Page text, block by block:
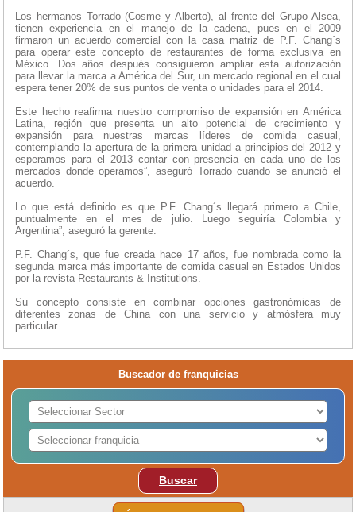
Los hermanos Torrado (Cosme y Alberto), al frente del Grupo Alsea,
tienen experiencia en el manejo de la cadena, pues en el 2009
firmaron un acuerdo comercial con la casa matriz de P.F. Chang´s
para operar este concepto de restaurantes de forma exclusiva en
México. Dos años después consiguieron ampliar esta autorización
para llevar la marca a América del Sur, un mercado regional en el cual
espera tener 20% de sus puntos de venta o unidades para el 2014.
Este hecho reafirma nuestro compromiso de expansión en América
Latina, región que presenta un alto potencial de crecimiento y
expansión para nuestras marcas líderes de comida casual,
contemplando la apertura de la primera unidad a principios del 2012 y
esperamos para el 2013 contar con presencia en cada uno de los
mercados donde operamos”, aseguró Torrado cuando se anunció el
acuerdo.
Lo que está definido es que P.F. Chang´s llegará primero a Chile,
puntualmente en el mes de julio. Luego seguiría Colombia y
Argentina”, aseguró la gerente.
P.F. Chang´s, que fue creada hace 17 años, fue nombrada como la
segunda marca más importante de comida casual en Estados Unidos
por la revista Restaurants & Institutions.
Su concepto consiste en combinar opciones gastronómicas de
diferentes zonas de China con una servicio y atmósfera muy
particular.
Buscador de franquicias
Buscar